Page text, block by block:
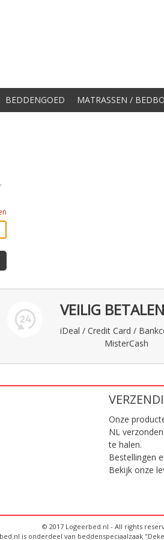
BEDDENGOED MATRASSEN /
VEILIG
iDeal / Credit Card /
MisterCash
Onze
NL
te halen.
Bestellingen
Bekijk onze
© 2017 Logeerbed.nl - All rights
is onderdeel van beddenspeciaalzaak